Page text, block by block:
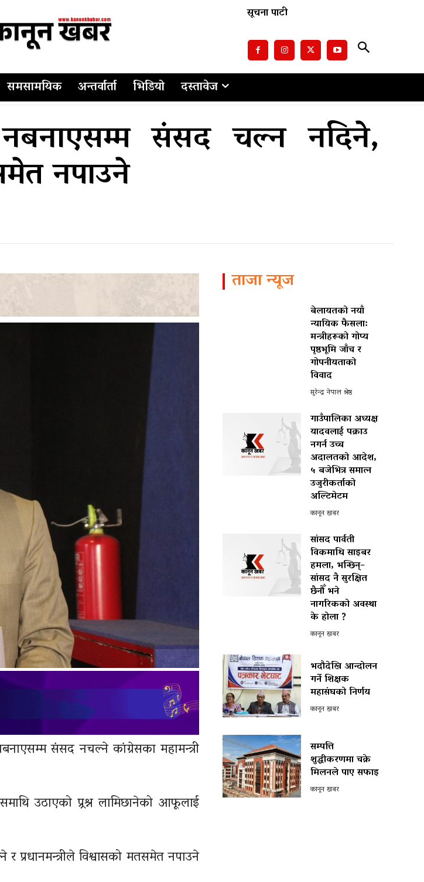
सूचना पाटी
समसामयिक अन्तर्वार्ता भिडियो दस्तावेज
संसद चल्न नदिने,
नपाउने
संसद नचल्ने कांग्रेसका महामन्त्री
उठाएको प्र्रश्न लामिछानेको आफूलाई
विश्वासको मतसमेत नपाउने
ताजा न्यूज
बेलायतको नयाँ
न्यायिक फैसला:
मन्त्रीहरूको गोप्य
पृष्ठभूमि जाँच र
गोपनीयताको
विवाद
सुरेन्द्र नेपाल श्रेष्ठ
गाउँपालिका अध्यक्ष
यादवलाई पक्राउ
नगर्न उच्च
अदालतको आदेश,
५ बजेभित्र समात्न
उजुरीकर्ताको
अल्टिमेटम
कानून खबर
सांसद पार्वती
विकमाथि साइबर
हमला, भन्छिन्–
सांसद नै सुरक्षित
छैनौँ भने
नागरिकको अवस्था
के होला ?
कानून खबर
भदौदेखि आन्दोलन
गर्ने शिक्षक
महासंघको निर्णय
कानून खबर
सम्पत्ति
शुद्धीकरणमा चक्रे
मिलनले पाए सफाइ
कानून खबर